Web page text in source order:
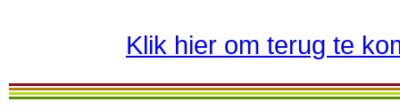
Klik hier om terug te